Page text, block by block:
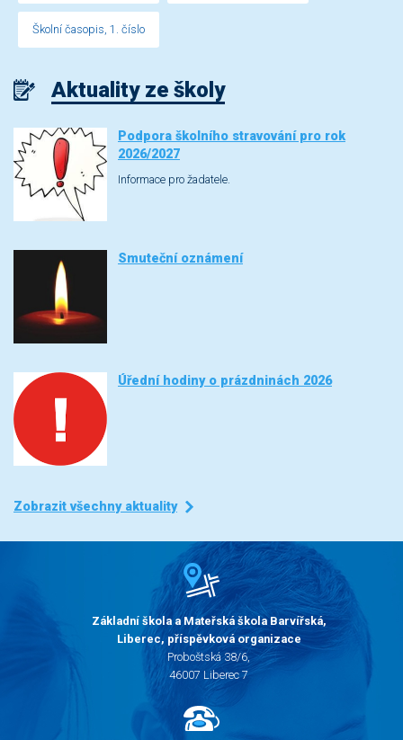
Školní časopis, 1. číslo
Aktuality ze školy
Podpora školního stravování pro rok
2026/2027
Informace pro žadatele.
Smuteční oznámení
Úřední hodiny o prázdninách 2026
Zobrazit všechny aktuality
Základní škola a Mateřská škola Barvířská,
Liberec, příspěvková organizace
Proboštská 38/6,
46007 Liberec 7